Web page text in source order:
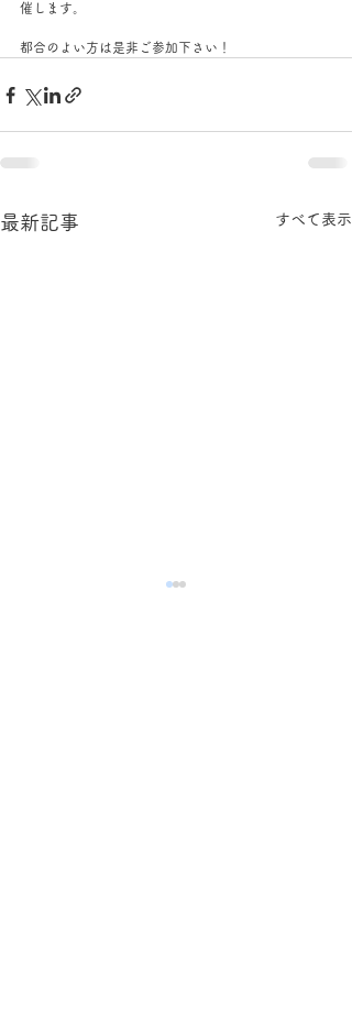
催します。
都合のよい方は是非ご参加下さい！
最新記事 すべて表示